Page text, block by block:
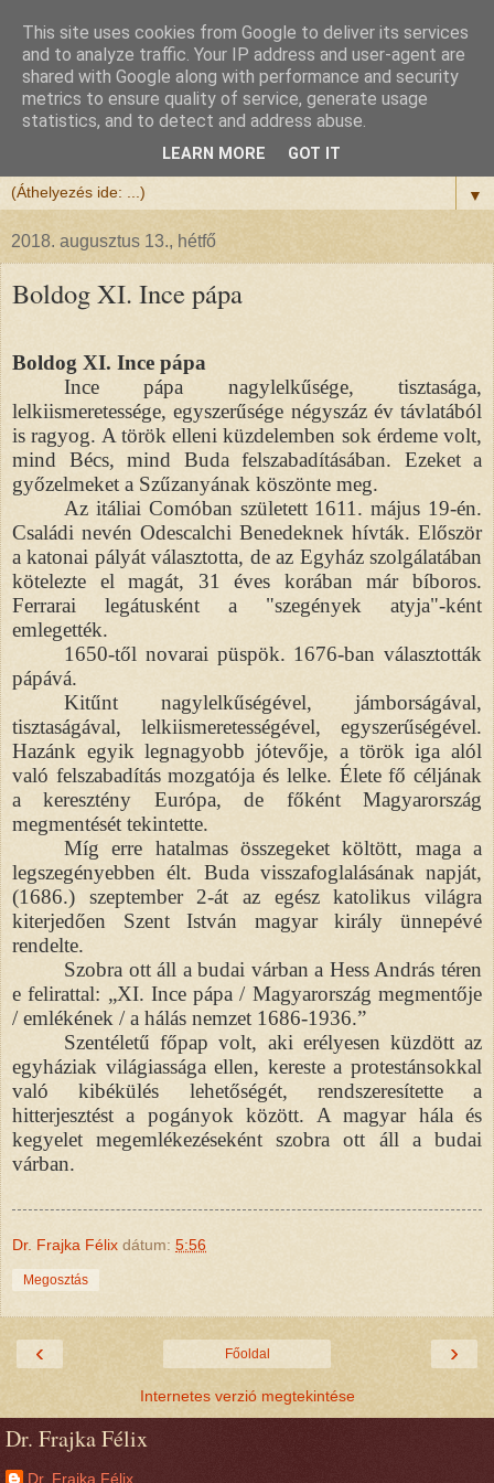
Félix atya
Szeretettel köszöntöm a honlapomra ellátogatót.
▼
2018. augusztus 13., hétfő
Boldog XI. Ince pápa
Boldog XI. Ince pápa
Ince pápa nagylelkűsége, tisztasága,
lelkiismeretessége, egyszerűsége négyszáz év távlatából
is ragyog. A török elleni küzdelemben sok érdeme volt,
mind Bécs, mind Buda felszabadításában. Ezeket a
győzelmeket a Szűzanyának köszönte meg.
Az itáliai Comóban született 1611. május 19-én.
Családi nevén Odescalchi Benedeknek hívták. Először
a katonai pályát választotta, de az Egyház szolgálatában
kötelezte el magát, 31 éves korában már bíboros.
Ferrarai legátusként a "szegények atyja"-ként
emlegették.
1650-től novarai püspök. 1676-ban választották
pápává.
Kitűnt nagylelkűségével, jámborságával,
tisztaságával, lelkiismeretességével, egyszerűségével.
Hazánk egyik legnagyobb jótevője, a török iga alól
való felszabadítás mozgatója és lelke. Élete fő céljának
a keresztény Európa, de főként Magyarország
megmentését tekintette.
Míg erre hatalmas összegeket költött, maga a
legszegényebben élt. Buda visszafoglalásának napját,
(1686.) szeptember 2-át az egész katolikus világra
kiterjedően Szent István magyar király ünnepévé
rendelte.
Szobra ott áll a budai várban a Hess András téren
e felirattal: „XI. Ince pápa / Magyarország megmentője
/ emlékének / a hálás nemzet 1686-1936.”
Szentéletű főpap volt, aki erélyesen küzdött az
egyháziak világiassága ellen, kereste a protestánsokkal
való kibékülés lehetőségét, rendszeresítette a
hitterjesztést a pogányok között. A magyar hála és
kegyelet megemlékezéseként szobra ott áll a budai
várban.
Dr. Frajka Félix dátum: 5:56
Megosztás
‹ ›
Főoldal
Internetes verzió megtekintése
Dr. Frajka Félix
Dr. Frajka Félix
This site uses cookies from Google to deliver its services
and to analyze traffic. Your IP address and user-agent are
shared with Google along with performance and security
metrics to ensure quality of service, generate usage
statistics, and to detect and address abuse.
LEARN MORE GOT IT